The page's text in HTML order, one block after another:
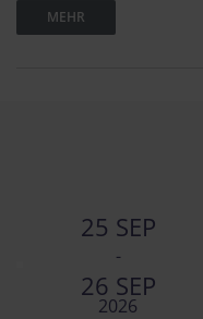
MEHR
25 SEP
-
26 SEP
2026